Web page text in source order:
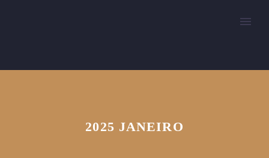
2025 JANEIRO